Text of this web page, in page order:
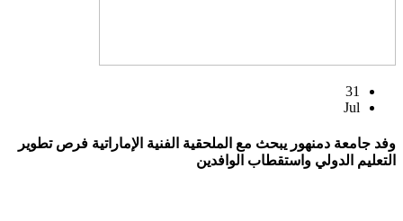
31
Jul
وفد جامعة دمنهور يبحث مع الملحقية الفنية الإماراتية فرص تطوير
التعليم الدولي واستقطاب الوافدين